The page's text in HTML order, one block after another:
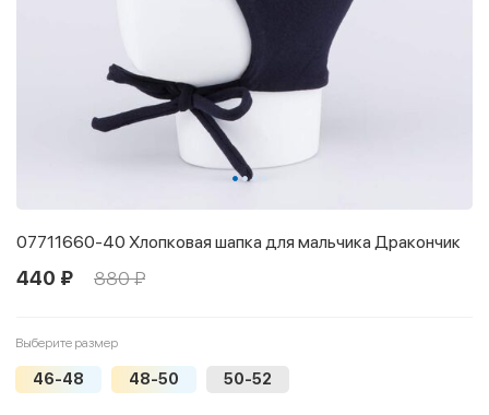
07711660-40 Хлопковая шапка для мальчика Дракончик
440 ₽ 880 ₽
Выберите размер
46-48 48-50 50-52